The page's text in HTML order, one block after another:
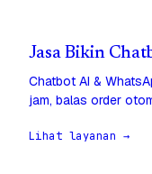
Jasa Bikin
Chatbot AI &
jam, balas order
Lihat layanan →